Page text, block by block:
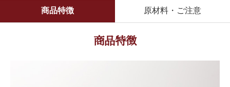
商品特徴 原材料・ご注意
商品特徴